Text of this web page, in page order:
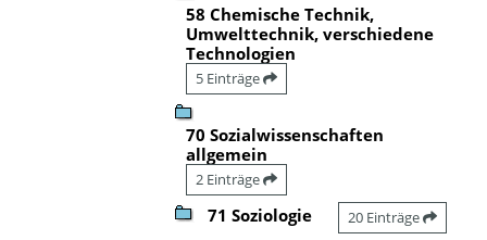
58 Chemische Technik,
Umwelttechnik, verschiedene
Technologien
5 Einträge
70 Sozialwissenschaften
allgemein
2 Einträge
71 Soziologie 20 Einträge